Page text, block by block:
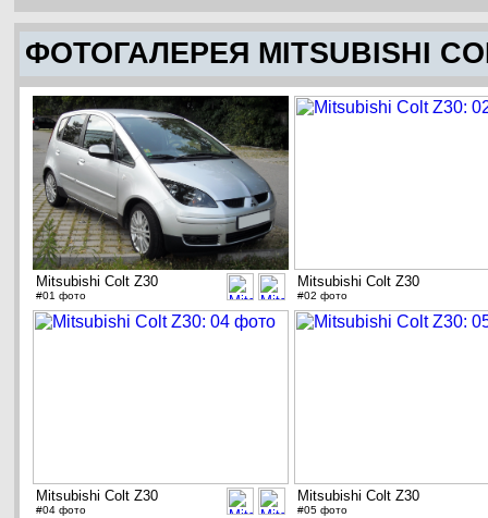
ФОТОГАЛЕРЕЯ MITSUBISHI
Mitsubishi Colt Z30
#01 фото
Mitsubishi Colt Z30
#02 фото
Mitsubishi Colt Z30
#04 фото
Mitsubishi Colt Z30
#05 фото